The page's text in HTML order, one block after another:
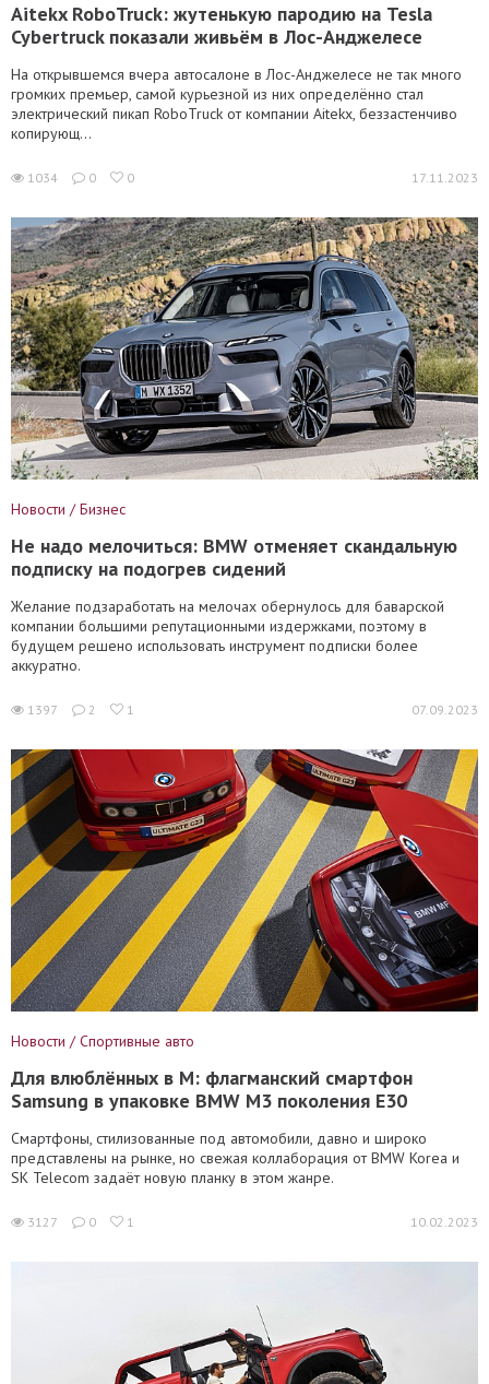
Aitekx RoboTruck: жутенькую пародию на Tesla
Cybertruck показали живьём в Лос-Анджелесе
На открывшемся вчера автосалоне в Лос-Анджелесе не так много
громких премьер, самой курьезной из них определённо стал
электрический пикап RoboTruck от компании Aitekx, беззастенчиво
копирующ...
1034 0 0 17.11.2023
Новости / Бизнес
Не надо мелочиться: BMW отменяет скандальную
подписку на подогрев сидений
Желание подзаработать на мелочах обернулось для баварской
компании большими репутационными издержками, поэтому в
будущем решено использовать инструмент подписки более
аккуратно.
1397 2 1 07.09.2023
Новости / Спортивные авто
Для влюблённых в М: флагманский смартфон
Samsung в упаковке BMW M3 поколения Е30
Смартфоны, стилизованные под автомобили, давно и широко
представлены на рынке, но свежая коллаборация от BMW Korea и
SK Telecom задаёт новую планку в этом жанре.
3127 0 1 10.02.2023